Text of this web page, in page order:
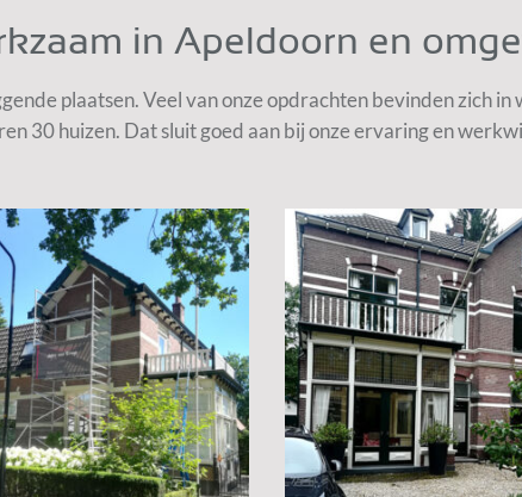
in Apeldoorn en
plaatsen. Veel van onze opdrachten bevinden zich
30 huizen. Dat sluit goed aan bij onze ervaring en